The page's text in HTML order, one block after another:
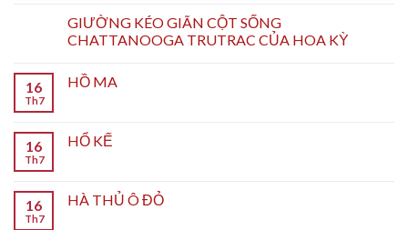
GIƯỜNG KÉO GIÃN CỘT SỐNG
CHATTANOOGA TRUTRAC CỦA HOA KỲ
16
Th7
HỒ MA
16
Th7
HỔ KẾ
16
Th7
HÀ THỦ Ô ĐỎ